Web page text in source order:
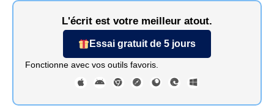
L'écrit est votre meilleur atout.
Essai gratuit de 5 jours
Fonctionne avec vos outils favoris.